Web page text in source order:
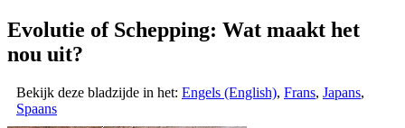
Evolutie of Schepping: Wat maakt het
nou uit?
Bekijk deze bladzijde in het: Engels (English), Frans, Japans,
Spaans